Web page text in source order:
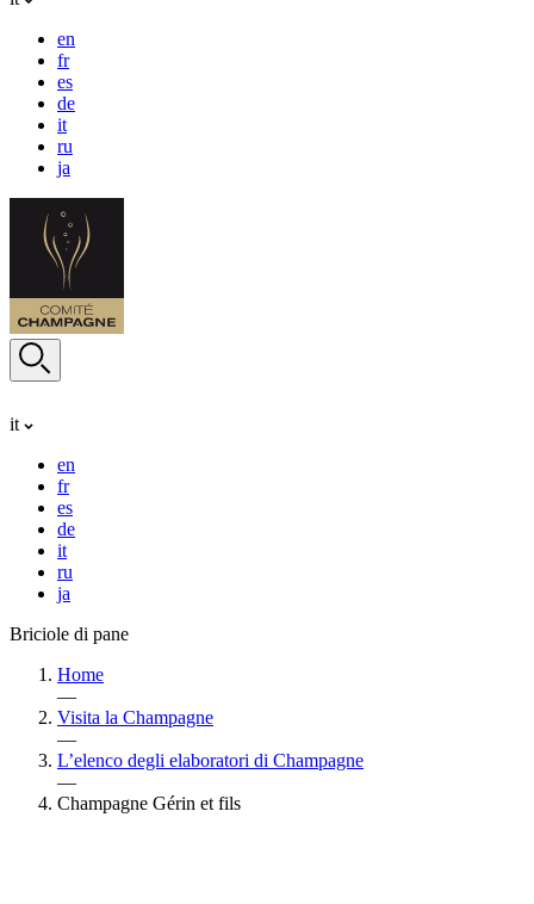
en
fr
es
de
it
ru
ja
it
en
fr
es
de
it
ru
ja
Briciole di pane
Home
—
Visita la Champagne
—
L’elenco degli elaboratori di Champagne
—
Champagne Gérin et fils